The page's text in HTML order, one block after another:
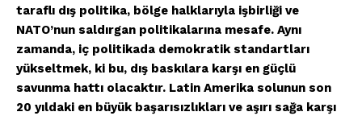
taraflı dış politika, bölge halklarıyla işbirliği ve
NATO’nun saldırgan politikalarına mesafe. Aynı
zamanda, iç politikada demokratik standartları
yükseltmek, ki bu, dış baskılara karşı en güçlü
savunma hattı olacaktır. Latin Amerika solunun son
20 yıldaki en büyük başarısızlıkları ve aşırı sağa karşı